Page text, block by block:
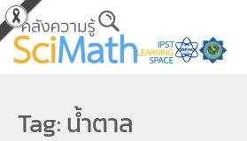
Skip to main content
Tag: น้ำตาล